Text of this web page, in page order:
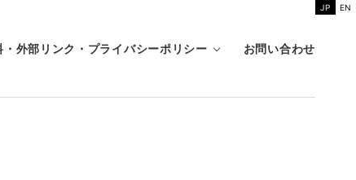
・外部リンク・プライバシーポリシー お問い合わせ
JP EN